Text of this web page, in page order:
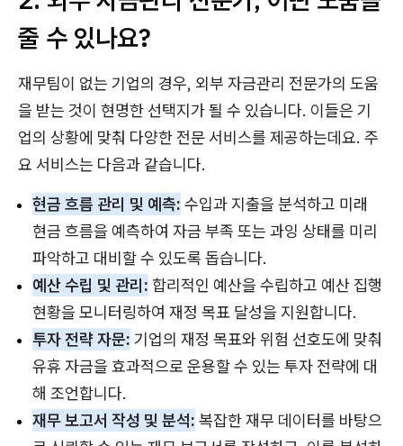
줄 수 있나요?
재무팀이 없는 기업의 경우, 외부 자금관리 전문가의 도움
을 받는 것이 현명한 선택지가 될 수 있습니다. 이들은 기
업의 상황에 맞춰 다양한 전문 서비스를 제공하는데요. 주
요 서비스는 다음과 같습니다.
현금 흐름 관리 및 예측: 수입과 지출을 분석하고 미래
현금 흐름을 예측하여 자금 부족 또는 과잉 상태를 미리
파악하고 대비할 수 있도록 돕습니다.
예산 수립 및 관리: 합리적인 예산을 수립하고 예산 집행
현황을 모니터링하여 재정 목표 달성을 지원합니다.
투자 전략 자문: 기업의 재정 목표와 위험 선호도에 맞춰
유휴 자금을 효과적으로 운용할 수 있는 투자 전략에 대
해 조언합니다.
재무 보고서 작성 및 분석: 복잡한 재무 데이터를 바탕으